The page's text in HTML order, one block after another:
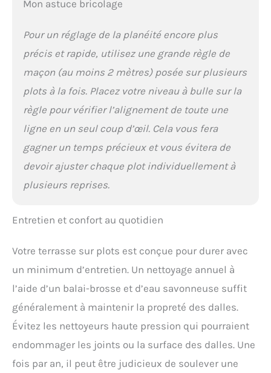
Mon astuce bricolage
Pour un réglage de la planéité encore plus
précis et rapide, utilisez une grande règle de
maçon (au moins 2 mètres) posée sur plusieurs
plots à la fois. Placez votre niveau à bulle sur la
règle pour vérifier l’alignement de toute une
ligne en un seul coup d’œil. Cela vous fera
gagner un temps précieux et vous évitera de
devoir ajuster chaque plot individuellement à
plusieurs reprises.
Entretien et confort au quotidien
Votre terrasse sur plots est conçue pour durer avec
un minimum d’entretien. Un nettoyage annuel à
l’aide d’un balai-brosse et d’eau savonneuse suffit
généralement à maintenir la propreté des dalles.
Évitez les nettoyeurs haute pression qui pourraient
endommager les joints ou la surface des dalles. Une
fois par an, il peut être judicieux de soulever une